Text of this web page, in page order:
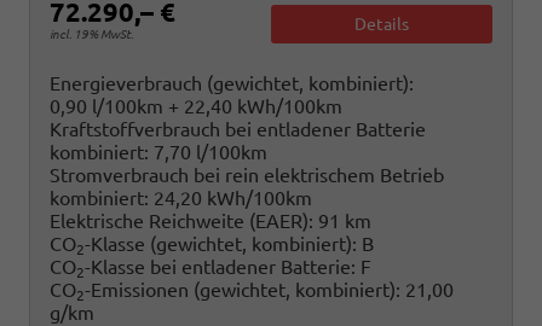
72.290,– €
incl. 19% MwSt.
Details
Energieverbrauch (gewichtet, kombiniert):
0,90 l/100km + 22,40 kWh/100km
Kraftstoffverbrauch bei entladener Batterie
kombiniert: 7,70 l/100km
Stromverbrauch bei rein elektrischem Betrieb
kombiniert: 24,20 kWh/100km
Elektrische Reichweite (EAER): 91 km
CO2-Klasse (gewichtet, kombiniert): B
CO2-Klasse bei entladener Batterie: F
CO2-Emissionen (gewichtet, kombiniert): 21,00
g/km